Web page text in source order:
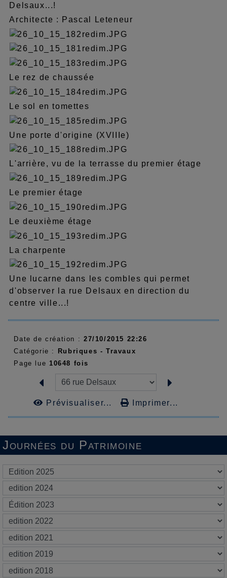
Journées du Patrimoine
Delsaux...!
Architecte : Pascal Leteneur
Le rez de chaussée
Le sol en tomettes
Une porte d'origine (XVIIIe)
L'arrière, vu de la terrasse du premier étage
Le premier étage
Le deuxième étage
La charpente
Une lucarne dans les combles qui permet
d'observer la rue Delsaux en direction du
centre ville...!
Date de création : 27/10/2015 22:26
Catégorie :
Rubriques - Travaux
Page lue 10648 fois
Prévisualiser... Imprimer...